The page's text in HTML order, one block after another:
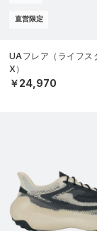
直営限定
UAフレア（ライフス
X）
￥24,970